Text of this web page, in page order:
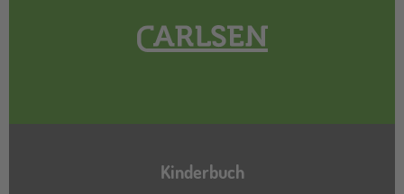
Hauptnavigation
Kinderbuch